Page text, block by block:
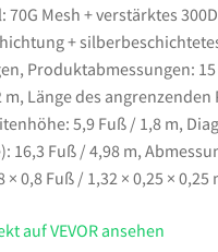
70G Mesh + verstärktes
+
Produktabmessungen: 15
m, Länge des angrenzenden
5,9 Fuß / 1,8 m,
16,3 Fuß / 4,98 m,
× 0,8 Fuß / 1,32 × 0,25 × 0,25
auf VEVOR ansehen